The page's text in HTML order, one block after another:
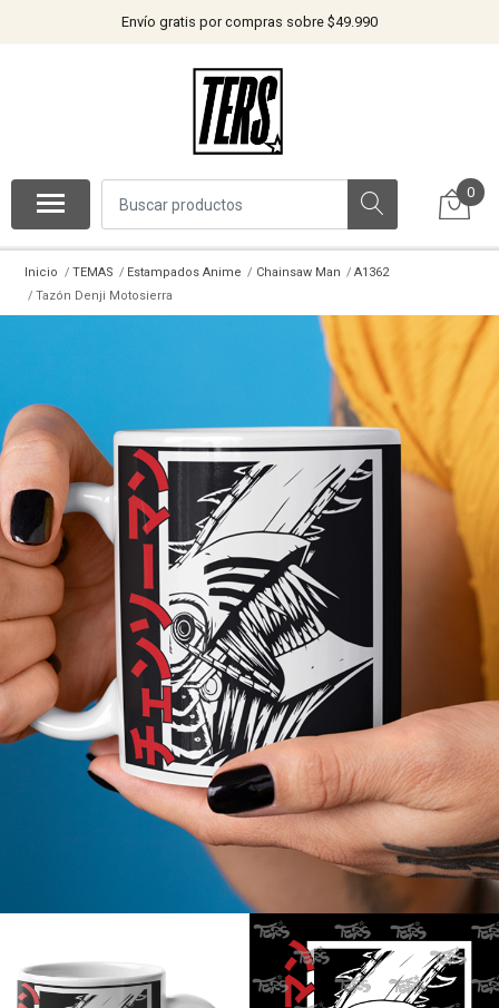
Envío gratis por compras sobre $49.990
0
Inicio TEMAS Estampados Anime Chainsaw Man
A1362
Tazón Denji Motosierra